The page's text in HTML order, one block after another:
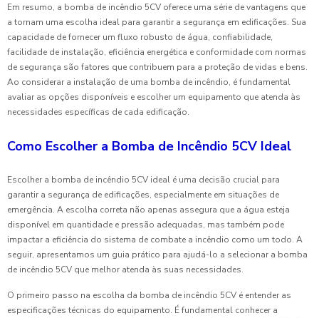
Em resumo, a bomba de incêndio 5CV oferece uma série de vantagens que
a tornam uma escolha ideal para garantir a segurança em edificações. Sua
capacidade de fornecer um fluxo robusto de água, confiabilidade,
facilidade de instalação, eficiência energética e conformidade com normas
de segurança são fatores que contribuem para a proteção de vidas e bens.
Ao considerar a instalação de uma bomba de incêndio, é fundamental
avaliar as opções disponíveis e escolher um equipamento que atenda às
necessidades específicas de cada edificação.
Como Escolher a Bomba de Incêndio 5CV Ideal
Escolher a bomba de incêndio 5CV ideal é uma decisão crucial para
garantir a segurança de edificações, especialmente em situações de
emergência. A escolha correta não apenas assegura que a água esteja
disponível em quantidade e pressão adequadas, mas também pode
impactar a eficiência do sistema de combate a incêndio como um todo. A
seguir, apresentamos um guia prático para ajudá-lo a selecionar a bomba
de incêndio 5CV que melhor atenda às suas necessidades.
O primeiro passo na escolha da bomba de incêndio 5CV é entender as
especificações técnicas do equipamento. É fundamental conhecer a